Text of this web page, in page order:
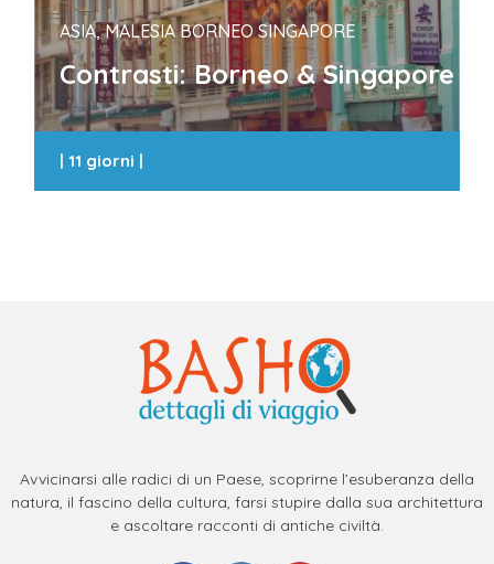
ASIA, MALESIA BORNEO SINGAPORE
Contrasti: Borneo & Singapore
|11 giorni |
Avvicinarsi alle radici di un Paese, scoprirne l’esuberanza della
natura, il fascino della cultura, farsi stupire dalla sua architettura
e ascoltare racconti di antiche civiltà.